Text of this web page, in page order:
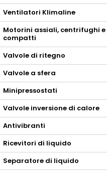
Ventilatori Klimaline
Motorini assiali, centrifughi e
compatti
Valvole di ritegno
Valvole a sfera
Minipressostati
Valvole inversione di calore
Antivibranti
Ricevitori di liquido
Separatore di liquido